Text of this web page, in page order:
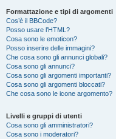
Formattazione e tipi di argomenti
Cos’è il BBCode?
Posso usare l’HTML?
Cosa sono le emoticon?
Posso inserire delle immagini?
Che cosa sono gli annunci globali?
Cosa sono gli annunci?
Cosa sono gli argomenti importanti?
Cosa sono gli argomenti bloccati?
Che cosa sono le icone argomento?
Livelli e gruppi di utenti
Cosa sono gli amministratori?
Cosa sono i moderatori?